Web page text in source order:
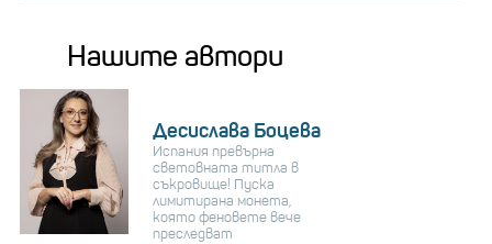
Нашите автори
Десислава Боцева
Испания превърна
световната титла в
съкровище! Пуска
лимитирана монета,
която феновете вече
преследват